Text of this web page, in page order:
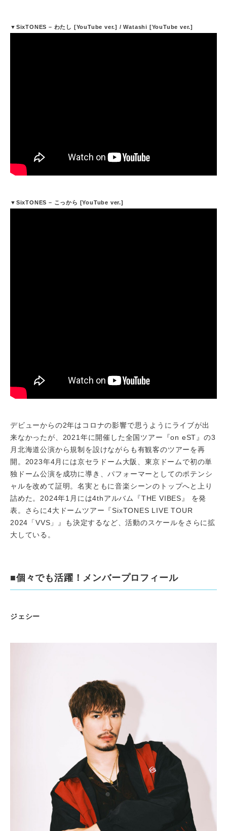
▼SixTONES – わたし [YouTube ver.] / Watashi [YouTube ver.]
▼SixTONES – こっから [YouTube ver.]
デビューからの2年はコロナの影響で思うようにライブが出
来なかったが、2021年に開催した全国ツアー『on eST』の3
月北海道公演から規制を設けながらも有観客のツアーを再
開。2023年4月には京セラドーム大阪、東京ドームで初の単
独ドーム公演を成功に導き、パフォーマーとしてのポテンシ
ャルを改めて証明。名実ともに音楽シーンのトップへと上り
詰めた。2024年1月には4thアルバム『THE VIBES』 を発
表。さらに4大ドームツアー『SixTONES LIVE TOUR
2024「VVS」』も決定するなど、活動のスケールをさらに拡
大している。
■個々でも活躍！メンバープロフィール
ジェシー